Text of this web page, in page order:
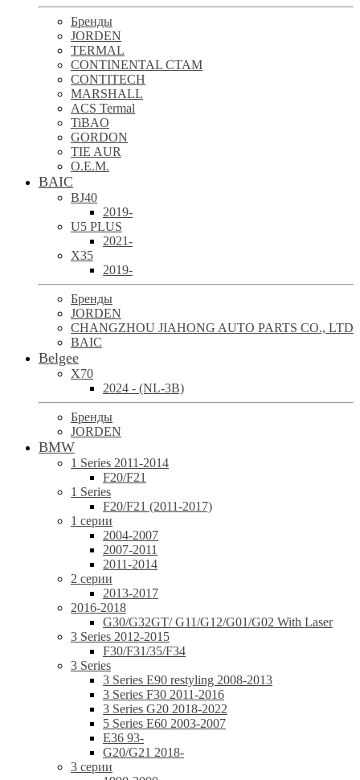
Бренды
JORDEN
TERMAL
CONTINENTAL CTAM
CONTITECH
MARSHALL
ACS Termal
TiBAO
GORDON
TIE AUR
O.E.M.
BAIC
BJ40
2019-
U5 PLUS
2021-
X35
2019-
Бренды
JORDEN
CHANGZHOU JIAHONG AUTO PARTS CO., LTD
BAIC
Belgee
X70
2024 - (NL-3B)
Бренды
JORDEN
BMW
1 Series 2011-2014
F20/F21
1 Series
F20/F21 (2011-2017)
1 серии
2004-2007
2007-2011
2011-2014
2 серии
2013-2017
2016-2018
G30/G32GT/ G11/G12/G01/G02 With Laser
3 Series 2012-2015
F30/F31/35/F34
3 Series
3 Series E90 restyling 2008-2013
3 Series F30 2011-2016
3 Series G20 2018-2022
5 Series E60 2003-2007
E36 93-
G20/G21 2018-
3 серии